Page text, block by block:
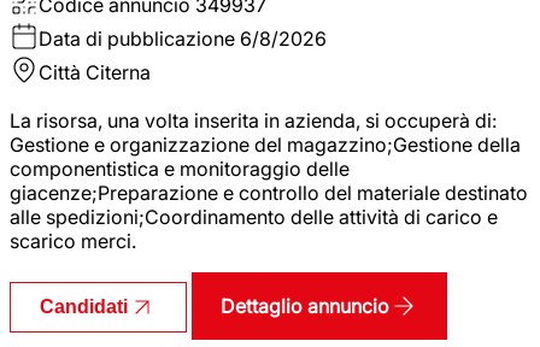
Data di pubblicazione 6/8/2026
Città Citerna
La risorsa, una volta inserita in azienda, si occuperà di:
Gestione e organizzazione del magazzino;Gestione della
componentistica e monitoraggio delle
giacenze;Preparazione e controllo del materiale destinato
alle spedizioni;Coordinamento delle attività di carico e
scarico merci.
Candidati Dettaglio annuncio